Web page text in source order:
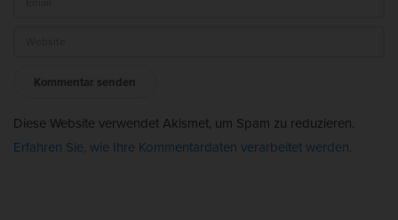
Diese Website verwendet Akismet, um Spam zu reduzieren.
Erfahren Sie, wie Ihre Kommentardaten verarbeitet werden.